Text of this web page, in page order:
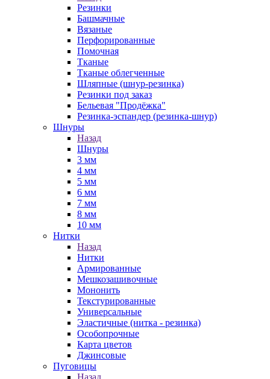
Резинки
Башмачные
Вязаные
Перфорированные
Помочная
Тканые
Тканые облегченные
Шляпные (шнур-резинка)
Резинки под заказ
Бельевая "Продёжка"
Резинка-эспандер (резинка-шнур)
Шнуры
Назад
Шнуры
3 мм
4 мм
5 мм
6 мм
7 мм
8 мм
10 мм
Нитки
Назад
Нитки
Армированные
Мешкозашивочные
Мононить
Текстурированные
Универсальные
Эластичные (нитка - резинка)
Особопрочные
Карта цветов
Джинсовые
Пуговицы
Назад